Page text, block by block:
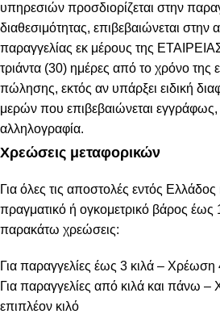
υπηρεσιών προσδιορίζεται στην
διαθεσιμότητας, επιβεβαιώνεται στην
παραγγελίας εκ μέρους της
τριάντα (30) ημέρες από το χρόνο της
πώλησης, εκτός αν υπάρξει ειδική
μερών που επιβεβαιώνεται εγγράφως,
αλληλογραφία.
Χρεώσεις μεταφορικών
Για όλες τις αποστολές εντός Ελλάδος
πραγματικό ή ογκομετρικό βάρος έως
παρακάτω χρεώσεις:
Για παραγγελίες έως 3 κιλά – Χρέωση
Για παραγγελίες από κιλά και πάνω
επιπλέον κιλό